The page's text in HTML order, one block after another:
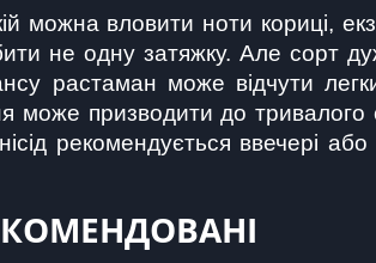
можна вловити ноти кориці,
не одну затяжку. Але сорт
растаман може відчути
призводити до тривалого
рекомендується ввечері